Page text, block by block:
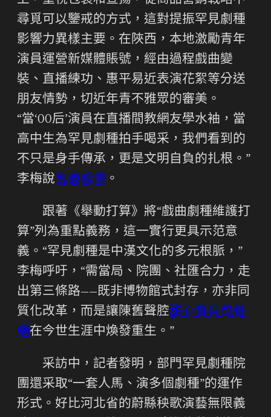
尋覓可以鑒戒的方式，這對提振罕見劇種
影響力異樣主要。在陜西，本地激勵青年
演員運營新媒體賬號，經由過程戲曲變
裝、直播練功、惠平易近表演花絮等分送
朋友情勢，切近年青不雅眾的審美。
“當‘00后’演員在直播間教網友學水袖，當
高中生為罕見劇種拍手喝采，我們看到的
不只是身手傳承，更是文明自負的扎根。”
李梅說包養感情 。
跟著《舉動打算》將“戲曲劇種維護打
算”列為重點義務，這一實行更具示范意
義。“罕見劇種是中漢文化的多元根脈，”
李梅呼吁，“需當局、院團、社匯合力，走
出第三條路——既非博物館式封存，亦非同
質化改革，而是讓陳舊聲腔甜心寶貝包養
網在今世生涯中煥發重生。”
采訪中，記者發明，部門罕見劇種院
團還采取“一套人馬、演多個劇種”的運作
形式。好比河北省的蔚縣秧歌演藝無限義